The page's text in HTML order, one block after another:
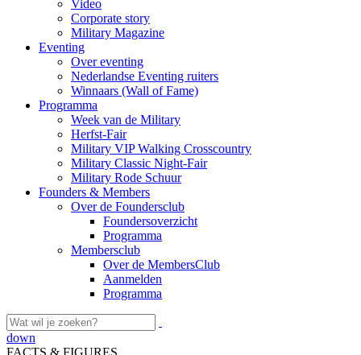
Video
Corporate story
Military Magazine
Eventing
Over eventing
Nederlandse Eventing ruiters
Winnaars (Wall of Fame)
Programma
Week van de Military
Herfst-Fair
Military VIP Walking Crosscountry
Military Classic Night-Fair
Military Rode Schuur
Founders & Members
Over de Foundersclub
Foundersoverzicht
Programma
Membersclub
Over de MembersClub
Aanmelden
Programma
down
FACTS & FIGURES